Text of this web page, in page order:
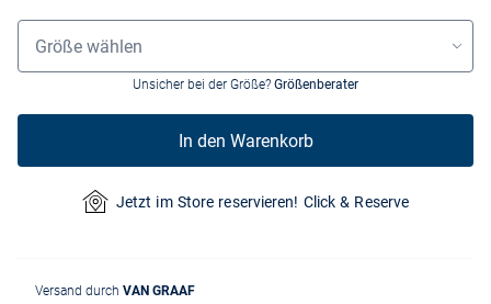
Größenauswahl
Größe wählen
Unsicher bei der Größe? Größenberater
In den Warenkorb
Jetzt im Store reservieren! Click & Reserve
Versand durch VAN GRAAF